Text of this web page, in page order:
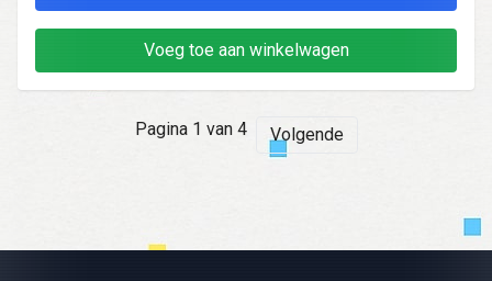
Voeg toe aan winkelwagen
Pagina 1 van 4 Volgende